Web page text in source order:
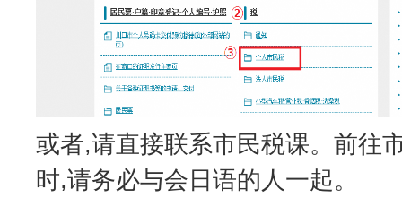
或者,请直接联系市民税课。前往
时,请务必与会日语的人一起。